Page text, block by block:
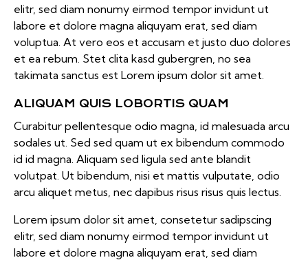
elitr, sed diam nonumy eirmod tempor invidunt ut
labore et dolore magna aliquyam erat, sed diam
voluptua. At vero eos et accusam et justo duo dolores
et ea rebum. Stet clita kasd gubergren, no sea
takimata sanctus est Lorem ipsum dolor sit amet.
ALIQUAM QUIS LOBORTIS QUAM
Curabitur pellentesque odio magna, id malesuada arcu
sodales ut. Sed sed quam ut ex bibendum commodo
id id magna. Aliquam sed ligula sed ante blandit
volutpat. Ut bibendum, nisi et mattis vulputate, odio
arcu aliquet metus, nec dapibus risus risus quis lectus.
Lorem ipsum dolor sit amet, consetetur sadipscing
elitr, sed diam nonumy eirmod tempor invidunt ut
labore et dolore magna aliquyam erat, sed diam